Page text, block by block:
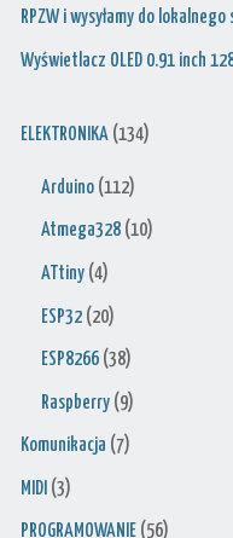
RPZW i wysyłamy do lokalnego
Wyświetlacz OLED 0.91 inch
ELEKTRONIKA (134)
Arduino (112)
Atmega328 (10)
ATtiny (4)
ESP32 (20)
ESP8266 (38)
Raspberry (9)
Komunikacja (7)
MIDI (3)
PROGRAMOWANIE (56)